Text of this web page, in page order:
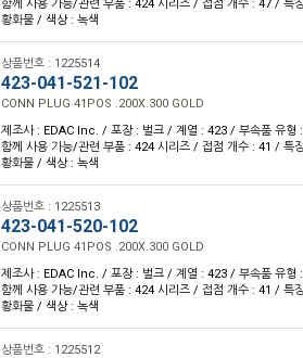
함께 사용 가능/관련 부품 : 424 시리즈 / 접점 개수 : 47 / 특
황화물 / 색상 : 녹색
상품번호 : 1225514
423-041-521-102
CONN PLUG 41POS .200X.300 GOLD
제조사 : EDAC Inc. / 포장 : 벌크 / 계열 : 423 / 부속품 유형
함께 사용 가능/관련 부품 : 424 시리즈 / 접점 개수 : 41 / 특
황화물 / 색상 : 녹색
상품번호 : 1225513
423-041-520-102
CONN PLUG 41POS .200X.300 GOLD
제조사 : EDAC Inc. / 포장 : 벌크 / 계열 : 423 / 부속품 유형
함께 사용 가능/관련 부품 : 424 시리즈 / 접점 개수 : 41 / 특
황화물 / 색상 : 녹색
상품번호 : 1225512